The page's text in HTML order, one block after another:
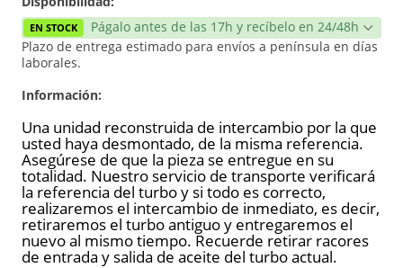
EN STOCK
Págalo antes de las 17h y recíbelo en 24/48h
Plazo de entrega estimado para envíos a península en días
laborales.
Información:
Una unidad reconstruida de intercambio por la que
usted haya desmontado, de la misma referencia.
Asegúrese de que la pieza se entregue en su
totalidad. Nuestro servicio de transporte verificará
la referencia del turbo y si todo es correcto,
realizaremos el intercambio de inmediato, es decir,
retiraremos el turbo antiguo y entregaremos el
nuevo al mismo tiempo. Recuerde retirar racores
de entrada y salida de aceite del turbo actual.